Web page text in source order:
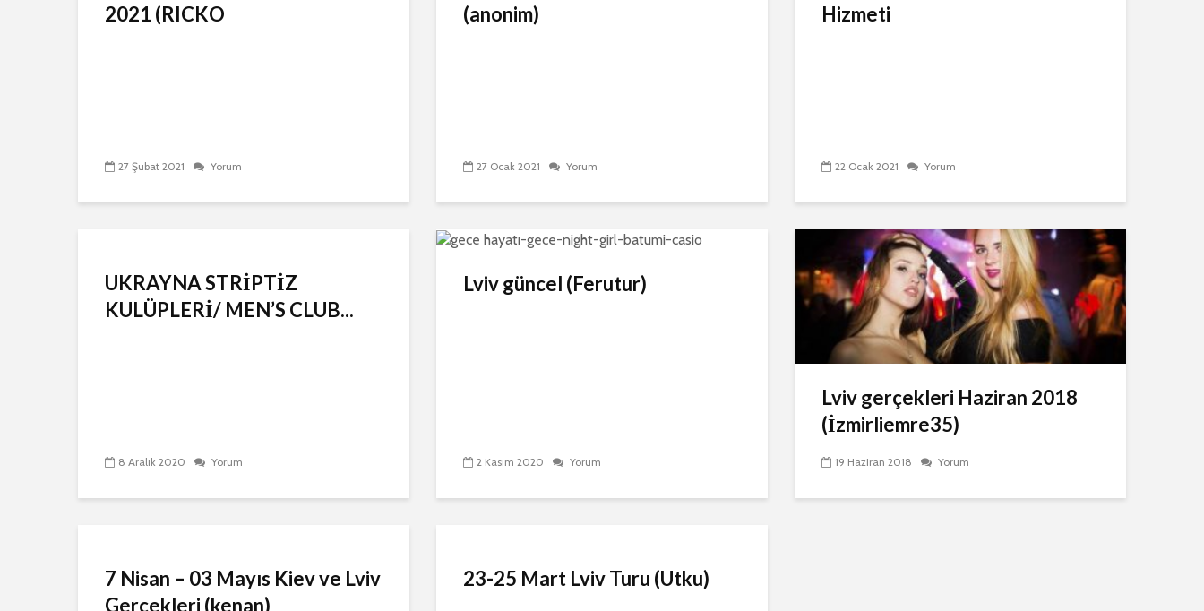
2021 (RICKO
27 Şubat 2021 Yorum
(anonim)
27 Ocak 2021 Yorum
Hizmeti
22 Ocak 2021 Yorum
UKRAYNA STRİPTİZ
KULÜPLERİ/ MEN’S CLUB...
8 Aralık 2020 Yorum
Lviv güncel (Ferutur)
2 Kasım 2020 Yorum
Lviv gerçekleri Haziran 2018
(İzmirliemre35)
19 Haziran 2018 Yorum
7 Nisan – 03 Mayıs Kiev ve Lviv
Gercekleri (kenan)
23-25 Mart Lviv Turu (Utku)